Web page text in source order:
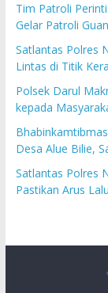
Tim Patroli
Gelar Patroli
Satlantas Polres
Lintas di Titik
Polsek Darul
kepada
Desa Alue Bilie,
Satlantas Polres
Pastikan Arus